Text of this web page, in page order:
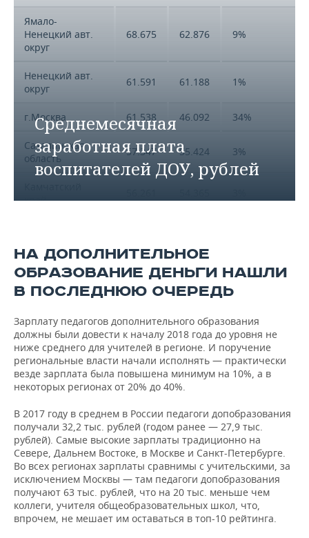
Среднемесячная
заработная плата
воспитателей ДОУ, рублей
Ямало-
Ненецкий авт.
округ
68.675 62.876 9%
Ненецкий авт.
округ
61.591 61.188 1%
г.Москва 61.538 46.092 34%
Сахалинская
область
57.347 55.424 3%
край
Ханты-
авт.
52.823 52.115 1%
Московская
область
49.863 45.435 10%
НА ДОПОЛНИТЕЛЬНОЕ
ОБРАЗОВАНИЕ ДЕНЬГИ НАШЛИ
В ПОСЛЕДНЮЮ ОЧЕРЕДЬ
Зарплату педагогов дополнительного образования
должны были довести к началу 2018 года до уровня не
ниже среднего для учителей в регионе. И поручение
региональные власти начали исполнять — практически
везде зарплата была повышена минимум на 10%, а в
некоторых регионах от 20% до 40%.
В 2017 году в среднем в России педагоги допобразования
получали 32,2 тыс. рублей (годом ранее — 27,9 тыс.
рублей). Самые высокие зарплаты традиционно на
Севере, Дальнем Востоке, в Москве и Санкт-Петербурге.
Во всех регионах зарплаты сравнимы с учительскими, за
исключением Москвы — там педагоги допобразования
получают 63 тыс. рублей, что на 20 тыс. меньше чем
коллеги, учителя общеобразовательных школ, что,
впрочем, не мешает им оставаться в топ-10 рейтинга.